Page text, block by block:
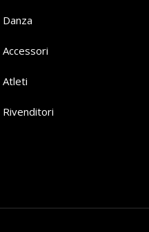
Danza
Accessori
Atleti
Rivenditori